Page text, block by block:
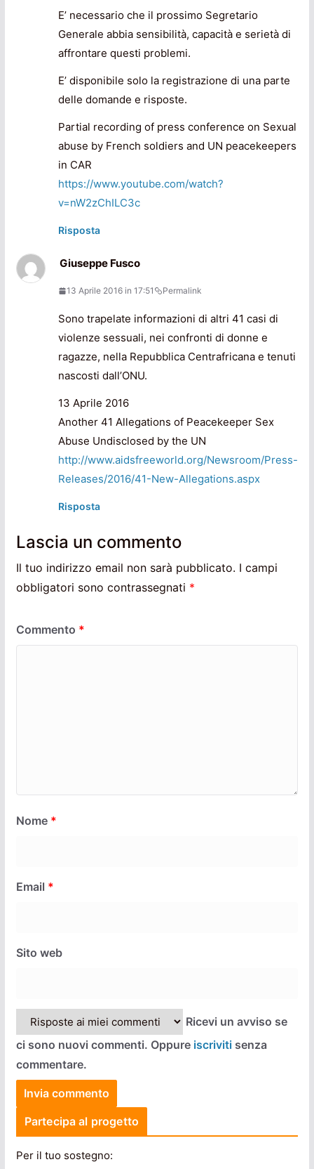
E’ necessario che il prossimo Segretario
Generale abbia sensibilità, capacità e serietà di
affrontare questi problemi.
E’ disponibile solo la registrazione di una parte
delle domande e risposte.
Partial recording of press conference on Sexual
abuse by French soldiers and UN peacekeepers
in CAR
https://www.youtube.com/watch?
v=nW2zChILC3c
Risposta
Giuseppe Fusco
13 Aprile 2016 in 17:51 Permalink
Sono trapelate informazioni di altri 41 casi di
violenze sessuali, nei confronti di donne e
ragazze, nella Repubblica Centrafricana e tenuti
nascosti dall’ONU.
13 Aprile 2016
Another 41 Allegations of Peacekeeper Sex
Abuse Undisclosed by the UN
http://www.aidsfreeworld.org/Newsroom/Press-
Releases/2016/41-New-Allegations.aspx
Risposta
Lascia un commento
Il tuo indirizzo email non sarà pubblicato. I campi
obbligatori sono contrassegnati *
Commento *
Nome *
Email *
Sito web
Ricevi un avviso se
ci sono nuovi commenti. Oppure iscrivitisenza
commentare.
Partecipa al progetto
Per il tuo sostegno: